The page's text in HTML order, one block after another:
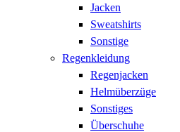
Jacken
Sweatshirts
Sonstige
Regenkleidung
Regenjacken
Helmüberzüge
Sonstiges
Überschuhe